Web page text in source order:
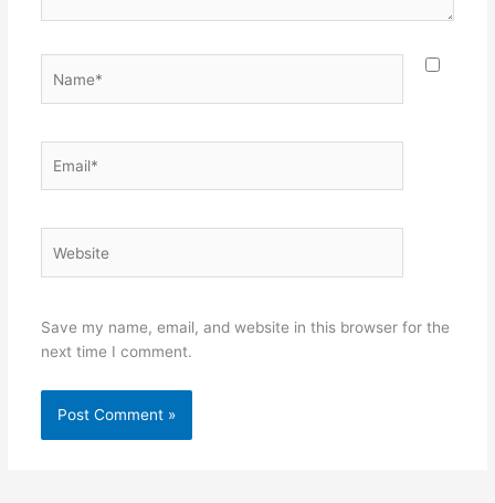
Save my name, email, and website in this browser for the
next time I comment.